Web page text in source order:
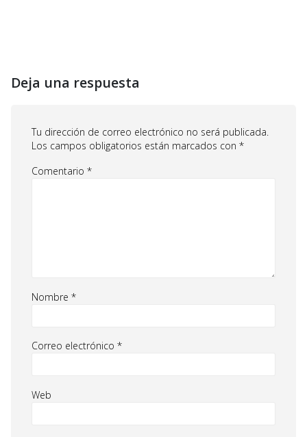
Deja una respuesta
Tu dirección de correo electrónico no será publicada.
Los campos obligatorios están marcados con *
Comentario *
Nombre *
Correo electrónico *
Web